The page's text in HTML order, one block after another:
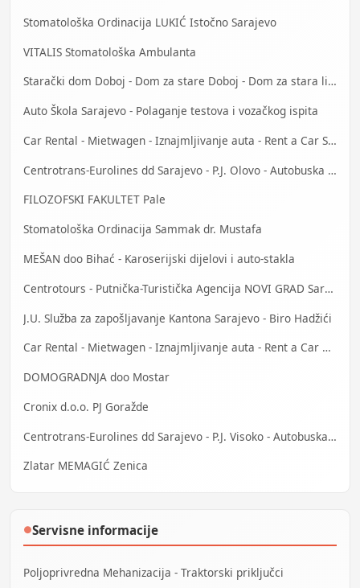
Stomatološka Ordinacija LUKIĆ Istočno Sarajevo
VITALIS Stomatološka Ambulanta
Starački dom Doboj - Dom za stare Doboj - Dom za stara lica Doboj
Auto Škola Sarajevo - Polaganje testova i vozačkog ispita
Car Rental - Mietwagen - Iznajmljivanje auta - Rent a Car Sarajevo
Centrotrans-Eurolines dd Sarajevo - P.J. Olovo - Autobuska stanica
FILOZOFSKI FAKULTET Pale
Stomatološka Ordinacija Sammak dr. Mustafa
MEŠAN doo Bihać - Karoserijski dijelovi i auto-stakla
Centrotours - Putnička-Turistička Agencija NOVI GRAD Sarajevo
J.U. Služba za zapošljavanje Kantona Sarajevo - Biro Hadžići
Car Rental - Mietwagen - Iznajmljivanje auta - Rent a Car Bihać
DOMOGRADNJA doo Mostar
Cronix d.o.o. PJ Goražde
Centrotrans-Eurolines dd Sarajevo - P.J. Visoko - Autobuska stanica
Zlatar MEMAGIĆ Zenica
●Servisne informacije
Poljoprivredna Mehanizacija - Traktorski priključci